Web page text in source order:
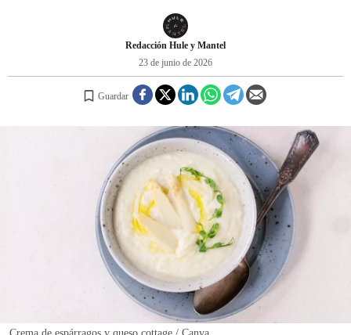
REGISTRO
INICIAR SESIÓN
Redacción Hule y Mantel
23 de junio de 2026
Guardar